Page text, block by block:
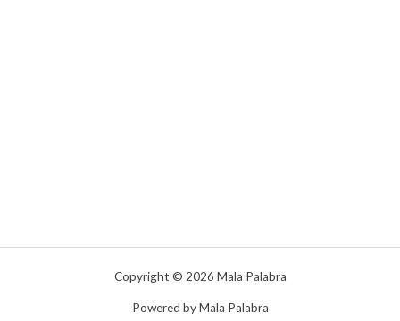
Copyright © 2026 Mala Palabra
Powered by Mala Palabra